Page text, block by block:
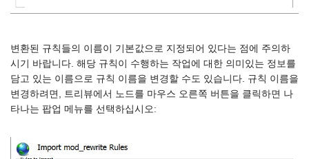
변환된 규칙들의 이름이 기본값으로 지정되어 있다는 점에 주의하
시기 바랍니다. 해당 규칙이 수행하는 작업에 대한 의미있는 정보를
담고 있는 이름으로 규칙 이름을 변경할 수도 있습니다. 규칙 이름을
변경하려면, 트리뷰에서 노드를 마우스 오른쪽 버튼을 클릭하면 나
타나는 팝업 메뉴를 선택하십시오: